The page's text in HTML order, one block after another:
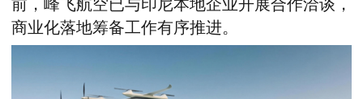
前，峰飞航空已与印尼本地企业开展合作洽谈，
商业化落地筹备工作有序推进。